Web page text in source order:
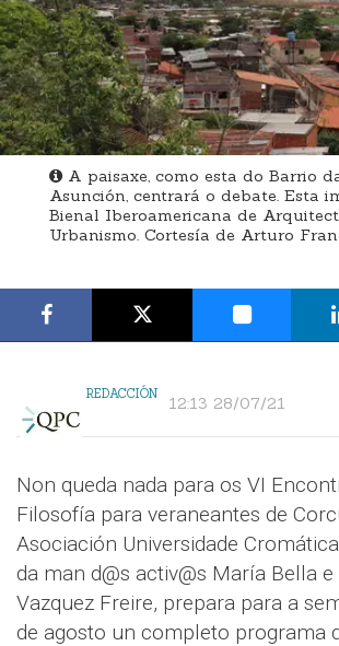
A paisaxe, como esta do Barrio
Asunción, centrará o debate. Esta
Bienal Iberoamericana de
Urbanismo. Cortesía de Arturo
REDACCIÓN 12:13 28/07/21
Non queda nada para os VI
Filosofía para veraneantes de
Asociación Universidade
da man d@s activ@s María Bella
Vazquez Freire, prepara para a
de agosto un completo programa